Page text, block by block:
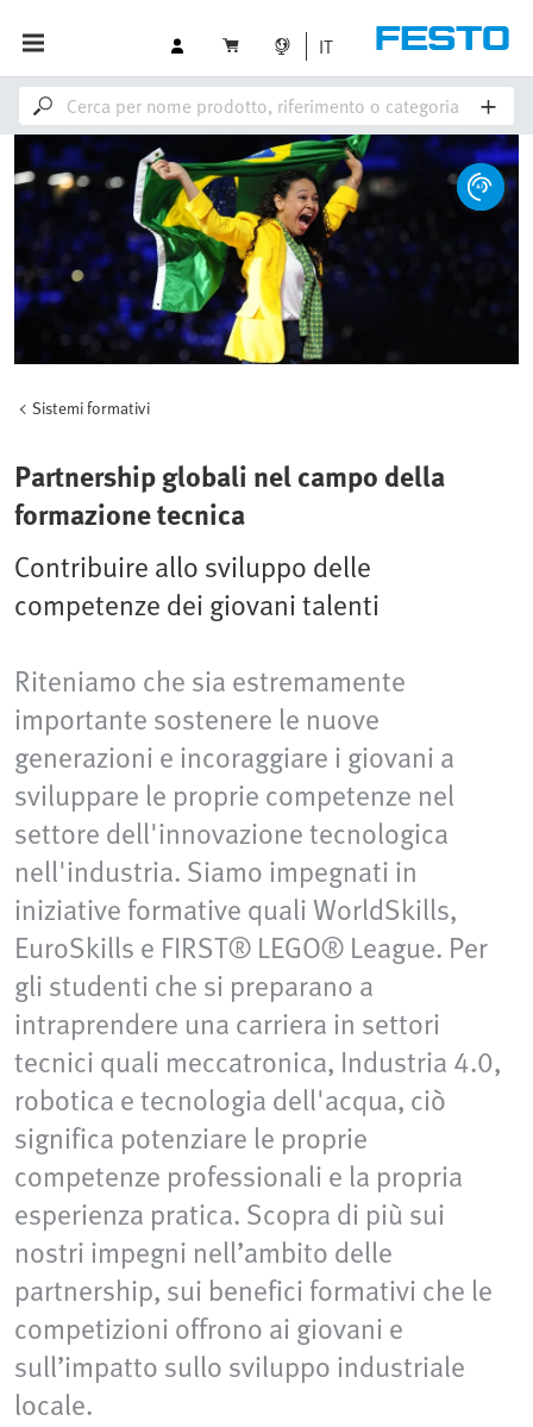
IT
Sistemi formativi
Partnership globali nel campo della
formazione tecnica
Contribuire allo sviluppo delle
competenze dei giovani talenti
Riteniamo che sia estremamente
importante sostenere le nuove
generazioni e incoraggiare i giovani a
sviluppare le proprie competenze nel
settore dell'innovazione tecnologica
nell'industria. Siamo impegnati in
iniziative formative quali WorldSkills,
EuroSkills e FIRST® LEGO® League. Per
gli studenti che si preparano a
intraprendere una carriera in settori
tecnici quali meccatronica, Industria 4.0,
robotica e tecnologia dell'acqua, ciò
significa potenziare le proprie
competenze professionali e la propria
esperienza pratica. Scopra di più sui
nostri impegni nell’ambito delle
partnership, sui benefici formativi che le
competizioni offrono ai giovani e
sull’impatto sullo sviluppo industriale
locale.